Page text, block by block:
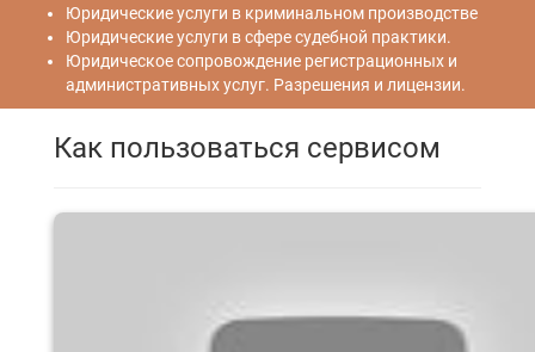
Юридические услуги в криминальном производстве
Юридические услуги в сфере судебной практики.
Юридическое сопровождение регистрационных и
административных услуг. Разрешения и лицензии.
Как пользоваться сервисом